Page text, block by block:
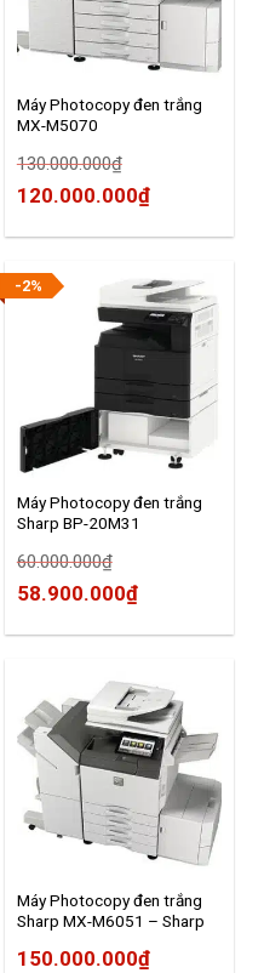
Máy Photocopy đen trắng
MX-M5070
130.000.000₫
Original
130.000.000₫.
120.000.000₫Current
-2%
Máy Photocopy đen trắng
Sharp BP-20M31
60.000.000₫
Original
60.000.000₫.
58.900.000₫Current
58.900.000₫.
Máy Photocopy đen trắng
Sharp MX-M6051 – Sharp
150.000.000₫